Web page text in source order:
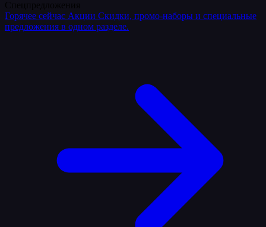
Горячее сейчас Акции Скидки, промо-наборы и специальные
предложения в одном разделе.